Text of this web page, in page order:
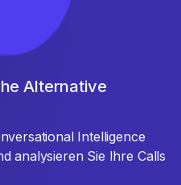
Alternative
Intelligence
analysieren Sie Ihre Calls